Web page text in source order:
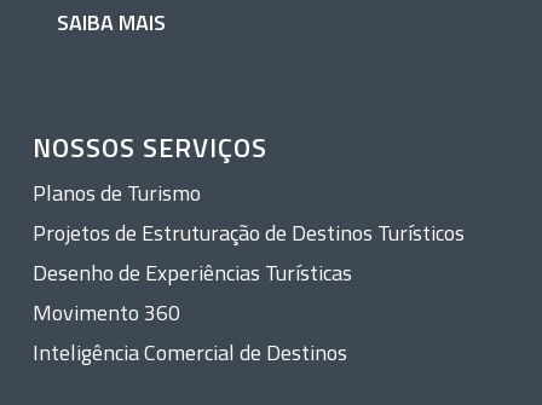
SAIBA MAIS
NOSSOS SERVIÇOS
Planos de Turismo
Projetos de Estruturação de Destinos Turísticos
Desenho de Experiências Turísticas
Movimento 360
Inteligência Comercial de Destinos